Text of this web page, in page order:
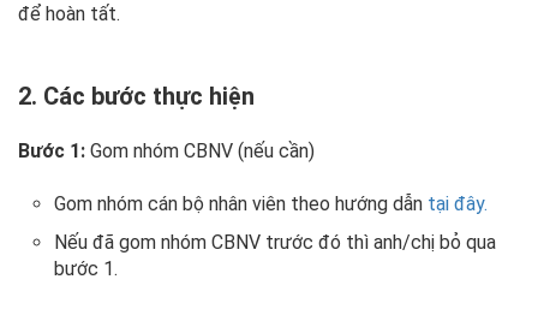
để hoàn tất.
2. Các bước thực hiện
Bước 1: Gom nhóm CBNV (nếu cần)
Gom nhóm cán bộ nhân viên theo hướng dẫn tại đây.
Nếu đã gom nhóm CBNV trước đó thì anh/chị bỏ qua
bước 1.